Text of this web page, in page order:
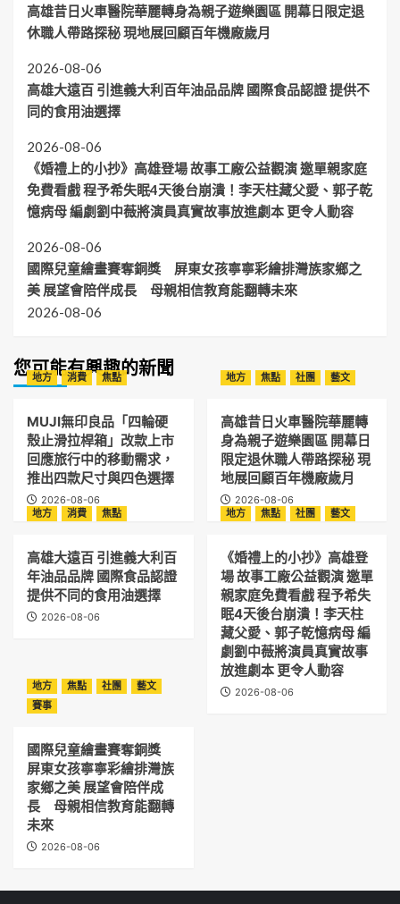
高雄昔日火車醫院華麗轉身為親子遊樂園區 開幕日限定退
休職人帶路探秘 現地展回顧百年機廠歲月
2026-08-06
高雄大遠百 引進義大利百年油品品牌 國際食品認證 提供不
同的食用油選擇
2026-08-06
《婚禮上的小抄》高雄登場 故事工廠公益觀演 邀單親家庭
免費看戲 程予希失眠4天後台崩潰！李天柱藏父愛、郭子乾
憶病母 編劇劉中薇將演員真實故事放進劇本 更令人動容
2026-08-06
國際兒童繪畫賽奪銅獎 屏東女孩寧寧彩繪排灣族家鄉之
美 展望會陪伴成長 母親相信教育能翻轉未來
2026-08-06
您可能有興趣的新聞
地方 消費 焦點
MUJI無印良品「四輪硬
殼止滑拉桿箱」改款上市
回應旅行中的移動需求，
推出四款尺寸與四色選擇
2026-08-06
地方 焦點 社團 藝文
高雄昔日火車醫院華麗轉
身為親子遊樂園區 開幕日
限定退休職人帶路探秘 現
地展回顧百年機廠歲月
2026-08-06
地方
消費 焦點
高雄大遠百 引進義大利百
年油品品牌 國際食品認證
提供不同的食用油選擇
2026-08-06
地方 焦點 社團 藝文
《婚禮上的小抄》高雄登
場 故事工廠公益觀演 邀單
親家庭免費看戲 程予希失
眠4天後台崩潰！李天柱
藏父愛、郭子乾憶病母 編
劇劉中薇將演員真實故事
放進劇本 更令人動容
2026-08-06
地方 焦點 社團
藝文
賽事
國際兒童繪畫賽奪銅獎
屏東女孩寧寧彩繪排灣族
家鄉之美 展望會陪伴成
長 母親相信教育能翻轉
未來
2026-08-06